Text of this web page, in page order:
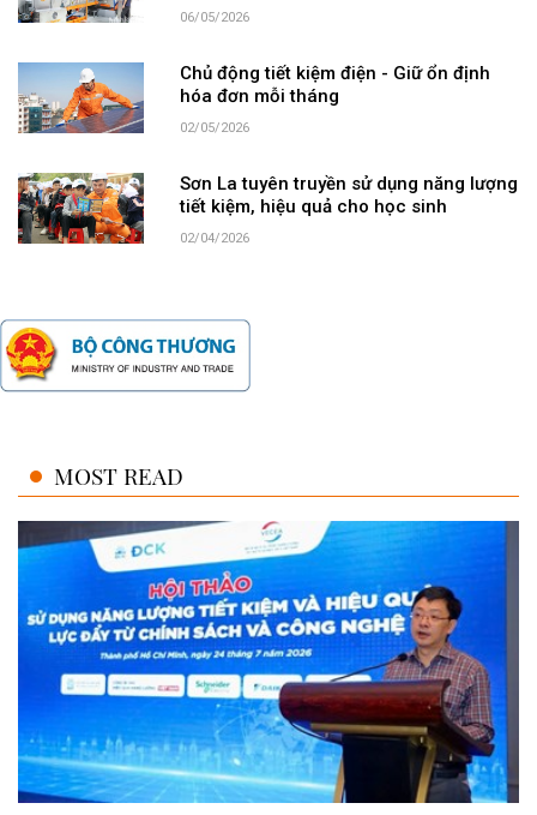
06/05/2026
Chủ động tiết kiệm điện - Giữ ổn định
hóa đơn mỗi tháng
02/05/2026
Sơn La tuyên truyền sử dụng năng lượng
tiết kiệm, hiệu quả cho học sinh
02/04/2026
MOST READ